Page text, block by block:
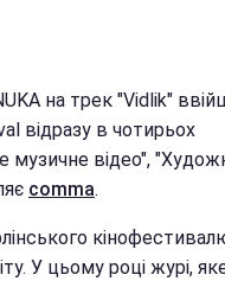
на трек "Vidlik"
відразу в чотирьох
музичне відео",
comma.
У цьому році журі,